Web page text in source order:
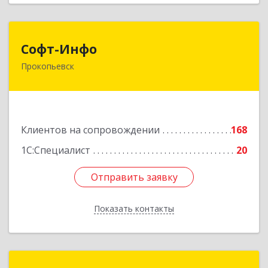
Софт-Инфо
Прокопьевск
Клиентов на сопровождении
168
1С:Специалист
20
Отправить заявку
Показать контакты
653039, Кемеровская область - Кузбасс,
Подробнее
Отправить заявку
Назад